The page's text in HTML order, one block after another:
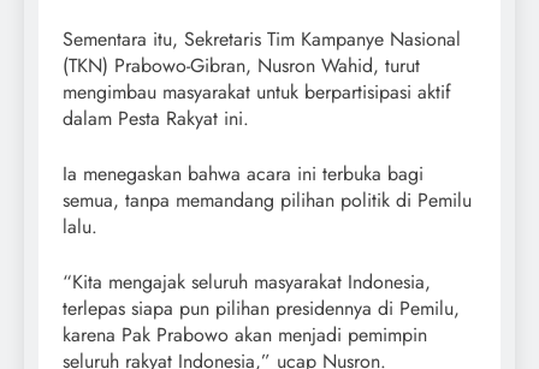
Sementara itu, Sekretaris Tim Kampanye Nasional
(TKN) Prabowo-Gibran, Nusron Wahid, turut
mengimbau masyarakat untuk berpartisipasi aktif
dalam Pesta Rakyat ini.
Ia menegaskan bahwa acara ini terbuka bagi
semua, tanpa memandang pilihan politik di Pemilu
lalu.
“Kita mengajak seluruh masyarakat Indonesia,
terlepas siapa pun pilihan presidennya di Pemilu,
karena Pak Prabowo akan menjadi pemimpin
seluruh rakyat Indonesia,” ucap Nusron.